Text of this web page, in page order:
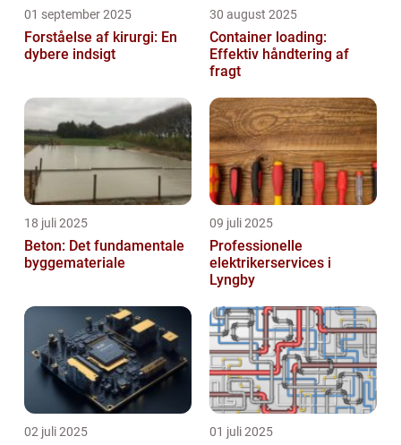
01 september 2025
Forståelse af kirurgi: En
dybere indsigt
30 august 2025
Container loading:
Effektiv håndtering af
fragt
18 juli 2025
Beton: Det fundamentale
byggemateriale
09 juli 2025
Professionelle
elektrikerservices i
Lyngby
02 juli 2025 01 juli 2025